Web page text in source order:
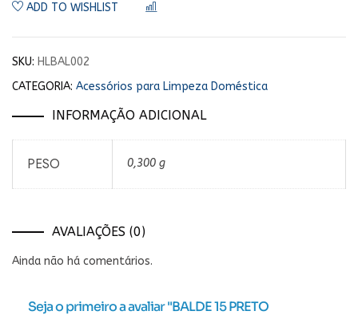
ADD TO WISHLIST
SKU: HLBAL002
CATEGORIA: Acessórios para Limpeza Doméstica
INFORMAÇÃO ADICIONAL
PESO 0,300 g
AVALIAÇÕES (0)
Ainda não há comentários.
Seja o primeiro a avaliar "BALDE 15 PRETO